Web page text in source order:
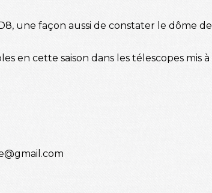
une façon aussi de constater le dôme de
en cette saison dans les télescopes mis à